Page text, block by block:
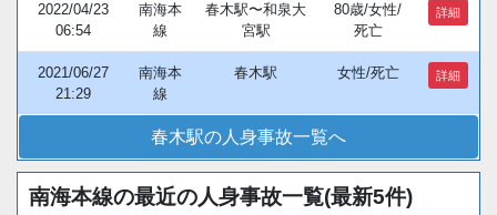
2022/04/23
06:54
南海本
線
春木駅〜和泉大
宮駅
80歳/女性/
死亡
詳細
2021/06/27
21:29
南海本
線
春木駅 女性/死亡 詳細
春木駅の人身事故一覧へ
南海本線の最近の人身事故一覧(最新5件)